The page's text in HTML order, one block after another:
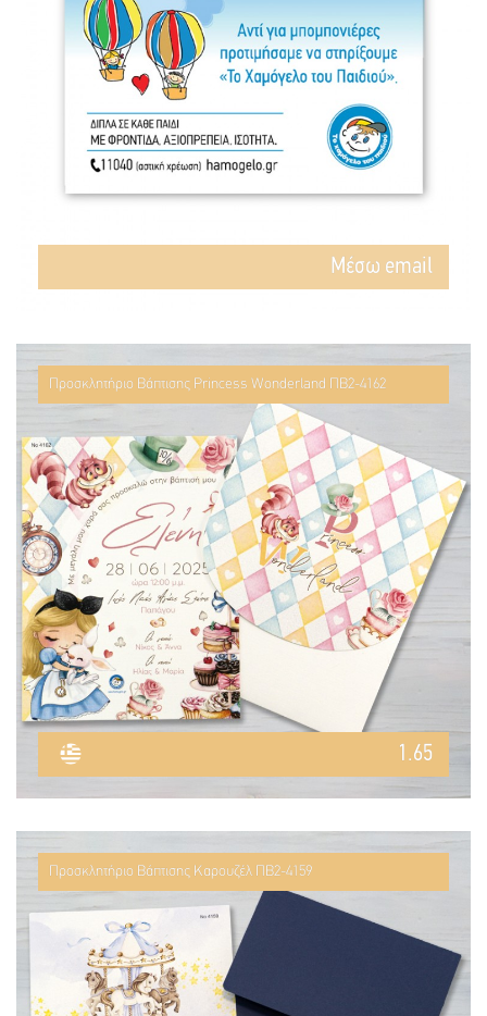
Mέσω email
Προσκλητήριο Βάπτισης Princess Wonderland ΠΒ2-4162
1.65
Προσκλητήριο Βάπτισης Καρουζέλ ΠΒ2-4159